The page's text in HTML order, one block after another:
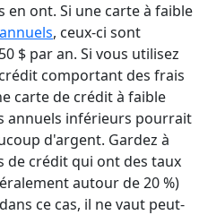
en ont. Si une carte à faible
, ceux-ci sont
$ par an. Si vous utilisez
comportant des frais
carte de crédit à faible
annuels inférieurs pourrait
d'argent. Gardez à
de crédit qui ont des taux
autour de 20 %)
ce cas, il ne vaut peut-